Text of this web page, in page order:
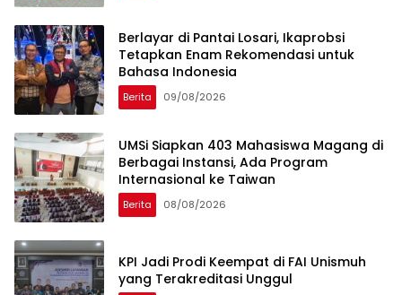
Berlayar di Pantai Losari, Ikaprobsi
Tetapkan Enam Rekomendasi untuk
Bahasa Indonesia
Berita 09/08/2026
UMSi Siapkan 403 Mahasiswa Magang di
Berbagai Instansi, Ada Program
Internasional ke Taiwan
Berita 08/08/2026
KPI Jadi Prodi Keempat di FAI Unismuh
yang Terakreditasi Unggul